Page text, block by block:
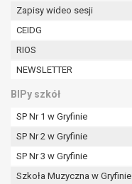
Zapisy wideo sesji
CEIDG
RIOS
NEWSLETTER
BIPy szkół
SP Nr 1 w Gryfinie
SP Nr 2 w Gryfinie
SP Nr 3 w Gryfinie
Szkoła Muzyczna w Gryfinie